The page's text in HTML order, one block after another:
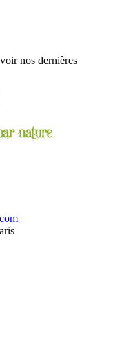
nos dernières